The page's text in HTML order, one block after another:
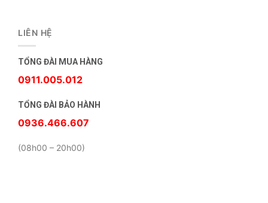
LIÊN HỆ
TỔNG ĐÀI MUA HÀNG
0911.005.012
TỔNG ĐÀI BẢO HÀNH
0936.466.607
(08h00 – 20h00)